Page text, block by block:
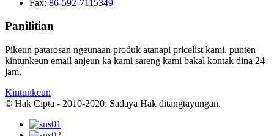
Fax: 86-592-7115349
Panilitian
Pikeun patarosan ngeunaan produk atanapi pricelist kami, punten
kintunkeun email anjeun ka kami sareng kami bakal kontak dina 24
jam.
Kintunkeun
© Hak Cipta - 2010-2020: Sadaya Hak ditangtayungan.